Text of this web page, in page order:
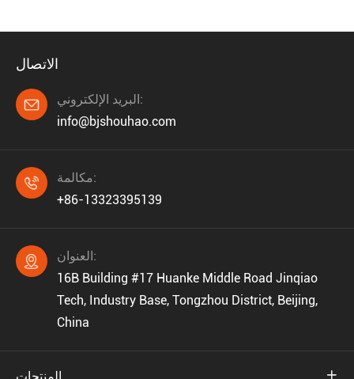
الاتصال

البريد الإلكتروني:
info@bjshouhao.com

مكالمة:
+86-13323395139

العنوان:
16B Building #17 Huanke Middle Road Jinqiao
Tech, Industry Base, Tongzhou District, Beijing,
China
